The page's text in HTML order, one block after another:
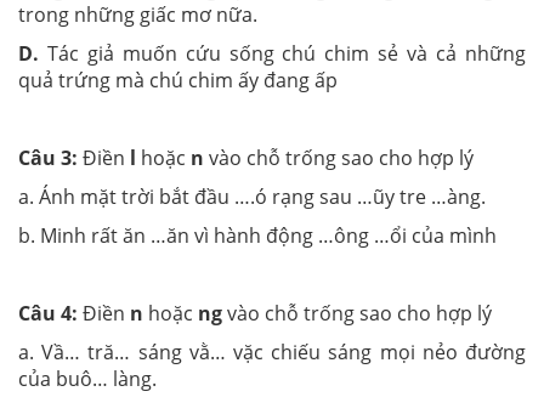
trong những giấc mơ nữa.
D. Tác giả muốn cứu sống chú chim sẻ và cả những
quả trứng mà chú chim ấy đang ấp
Câu 3: Điền l hoặc n vào chỗ trống sao cho hợp lý
a. Ánh mặt trời bắt đầu ….ó rạng sau …ũy tre …àng.
b. Minh rất ăn …ăn vì hành động …ông …ổi của mình
Câu 4: Điền n hoặc ngvào chỗ trống sao cho hợp lý
a. Vầ… tră… sáng vằ… vặc chiếu sáng mọi nẻo đường
của buô… làng.